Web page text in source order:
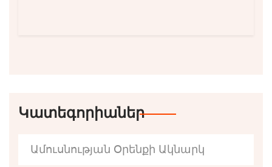
Կատեգորիաներ
Ամուսնության Օրենքի Ակնարկ